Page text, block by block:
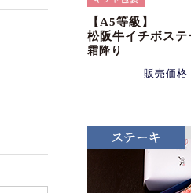
【A5等級】
松阪牛イチボス
霜降り
販売価格